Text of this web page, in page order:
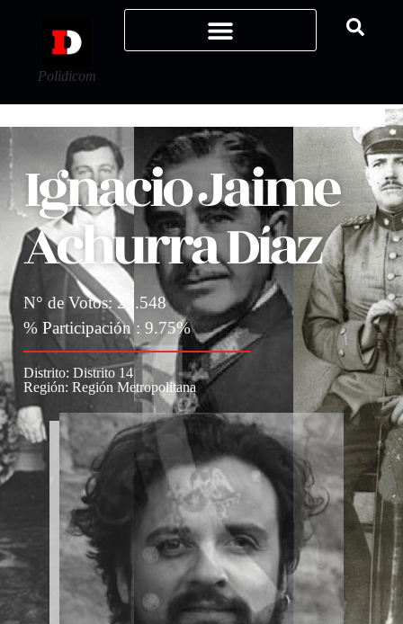
Polidicom
Ignacio Jaime
Achurra Díaz
N° de Votos: 29.548
% Participación : 9.75%
Distrito: Distrito 14
Región: Región Metropolitana